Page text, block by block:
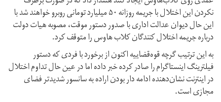
نکردن این اختلال با جریمه روزانه ۵۰ میلیارد تومانی روبرو خواهند شد با
این حال دیوان عدالت اداری با صدور دستور موقت، مصوبه هیات دولت
درباره جریمه اختلال کنندگان کلاب هاوس را متوقف کرد.
به این ترتیب گرچه قوه‌قضاییه اکنون از برخورد با فردی که دستور
فیلترینگ اینستاگرام را صادر کرده خبر داده اما در عین حال تداوم اختلال
در اینترنت نشان‌‌دهنده ادامه دار بودن اراده به سانسور شدید‌تر فضای
مجازی است.